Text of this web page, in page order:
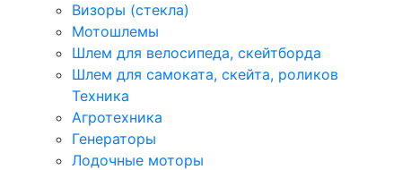
Визоры (стекла)
Мотошлемы
Шлем для велосипеда, скейтборда
Шлем для самоката, скейта, роликов
Техника
Агротехника
Генераторы
Лодочные моторы